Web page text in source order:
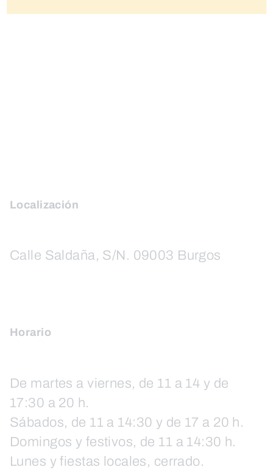
Localización
Calle Saldaña, S/N. 09003 Burgos
Horario
De martes a viernes, de 11 a 14 y de
17:30 a 20 h.
Sábados, de 11 a 14:30 y de 17 a 20 h.
Domingos y festivos, de 11 a 14:30 h.
Lunes y fiestas locales, cerrado.